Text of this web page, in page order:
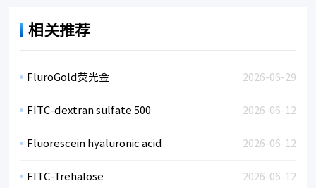
相关推荐
2026-06-29
FluroGold荧光金
2026-06-12
FITC-dextran sulfate 500
2026-06-12
Fluorescein hyaluronic acid
2026-06-12
FITC-Trehalose